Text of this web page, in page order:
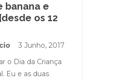
banana e
os 12
3 Junho, 2017
o Dia da Criança
Eu e as duas